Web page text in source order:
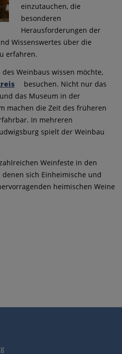
einzutauchen, die
besonderen
Herausforderungen der
Wissenswertes über die
erfahren.
Weinbaus wissen möchte,
besuchen. Nicht nur das
das Museum in der
machen die Zeit des früheren
In mehreren
spielt der Weinbau
Weinfeste in den
sich Einheimische und
heimischen Weine